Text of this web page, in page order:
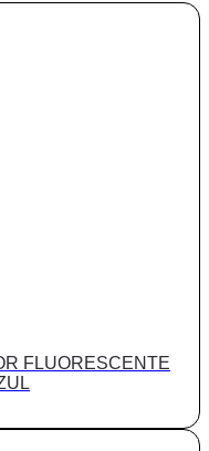
FLUORESCENTE